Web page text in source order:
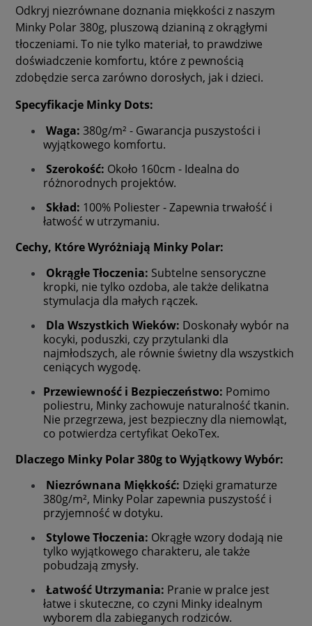
Odkryj niezrównane doznania miękkości z naszym
Minky Polar 380g, pluszową dzianiną z okrągłymi
tłoczeniami. To nie tylko materiał, to prawdziwe
doświadczenie komfortu, które z pewnością
zdobędzie serca zarówno dorosłych, jak i dzieci.
Specyfikacje Minky Dots:
Waga: 380g/m² - Gwarancja puszystości i
wyjątkowego komfortu.
Szerokość: Około 160cm - Idealna do
różnorodnych projektów.
Skład: 100% Poliester - Zapewnia trwałość i
łatwość w utrzymaniu.
Cechy, Które Wyróżniają Minky Polar:
Okrągłe Tłoczenia: Subtelne sensoryczne
kropki, nie tylko ozdoba, ale także delikatna
stymulacja dla małych rączek.
Dla Wszystkich Wieków: Doskonały wybór na
kocyki, poduszki, czy przytulanki dla
najmłodszych, ale równie świetny dla wszystkich
ceniących wygodę.
Przewiewność i Bezpieczeństwo: Pomimo
poliestru, Minky zachowuje naturalność tkanin.
Nie przegrzewa, jest bezpieczny dla niemowląt,
co potwierdza certyfikat OekoTex.
Dlaczego Minky Polar 380g to Wyjątkowy Wybór:
Niezrównana Miękkość: Dzięki gramaturze
380g/m², Minky Polar zapewnia puszystość i
przyjemność w dotyku.
Stylowe Tłoczenia: Okrągłe wzory dodają nie
tylko wyjątkowego charakteru, ale także
pobudzają zmysły.
Łatwość Utrzymania: Pranie w pralce jest
łatwe i skuteczne, co czyni Minky idealnym
wyborem dla zabieganych rodziców.